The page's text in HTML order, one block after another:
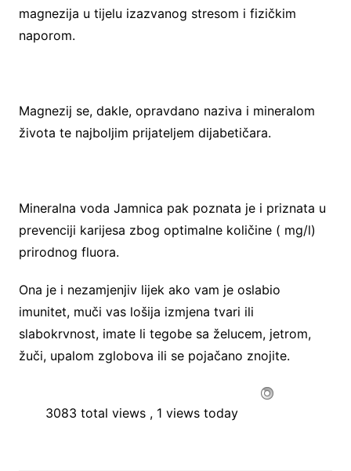
magnezija u tijelu izazvanog stresom i fizičkim
naporom.
Magnezij se, dakle, opravdano naziva i mineralom
života te najboljim prijateljem dijabetičara.
Mineralna voda Jamnica pak poznata je i priznata u
prevenciji karijesa zbog optimalne količine ( mg/l)
prirodnog fluora.
Ona je i nezamjenjiv lijek ako vam je oslabio
imunitet, muči vas lošija izmjena tvari ili
slabokrvnost, imate li tegobe sa želucem, jetrom,
žuči, upalom zglobova ili se pojačano znojite.
3083 total views , 1 views today